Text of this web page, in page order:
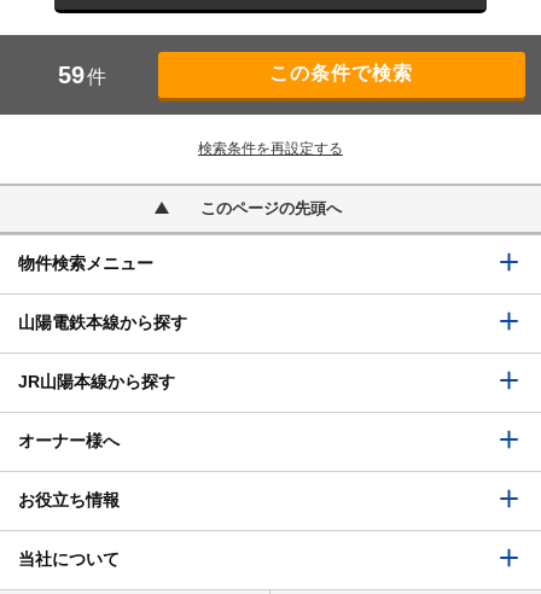
59件
検索条件を再設定する
このページの先頭へ
物件検索メニュー
山陽電鉄本線から探す
JR山陽本線から探す
オーナー様へ
お役立ち情報
当社について